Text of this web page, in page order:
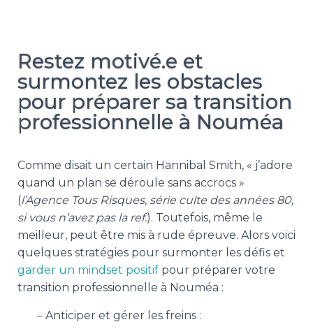
Restez motivé.e et
surmontez les obstacles
pour préparer sa transition
professionnelle à Nouméa
Comme disait un certain Hannibal Smith, « j’adore
quand un plan se déroule sans accrocs »
(l’Agence Tous Risques, série culte des années 80,
si vous n’avez pas la ref.). Toutefois, même le
meilleur, peut être mis à rude épreuve. Alors voici
quelques stratégies pour surmonter les défis et
garder un mindset positif pour préparer votre
transition professionnelle à Nouméa :
– Anticiper et gérer les freins :